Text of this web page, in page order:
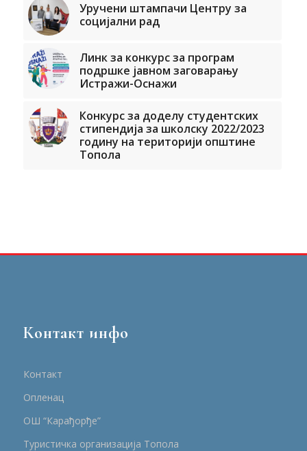
Уручени штампачи Центру за
социјални рад
Линк за конкурс за програм
подршке јавном заговарању
Истражи-Оснажи
Конкурс за доделу студентских
стипендија за школску 2022/2023
годину на територији општине
Топола
Контакт инфо
Контакт
Опленац
ОШ “Карађорђе”
Туристичка организација Топола